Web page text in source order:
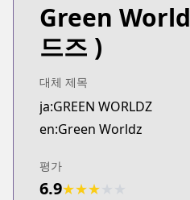
Green
드즈 )
대체 제목
ja:GREEN WORLDZ
en:Green Worldz
평가
6.9★★★